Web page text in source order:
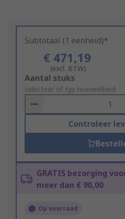
Subtotaal (1 eenheid)*
€ 471,19
(excl. BTW)
Add
to
Basket
Aantal stuks
selecteer of typ hoeveelheid
Controleer
GRATIS bezorging
meer dan € 90,00
Op voorraad